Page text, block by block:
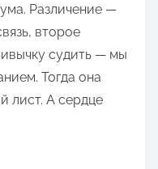
Различение —
второе
судить — мы
Тогда она
лист. А сердце